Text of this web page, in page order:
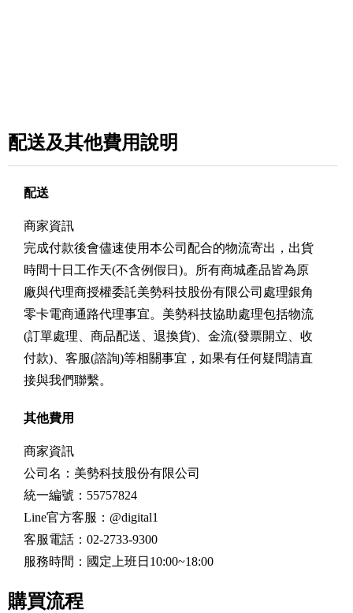
配送及其他費用說明
配送
商家資訊
完成付款後會儘速使用本公司配合的物流寄出，出貨
時間十日工作天(不含例假日)。所有商城產品皆為原
廠與代理商授權委託美勢科技股份有限公司處理銀角
零卡電商通路代理事宜。美勢科技協助處理包括物流
(訂單處理、商品配送、退換貨)、金流(發票開立、收
付款)、客服(諮詢)等相關事宜，如果有任何疑問請直
接與我們聯繫。
其他費用
商家資訊
公司名：美勢科技股份有限公司
統一編號：55757824
Line官方客服：@digital1
客服電話：02-2733-9300
服務時間：國定上班日10:00~18:00
購買流程